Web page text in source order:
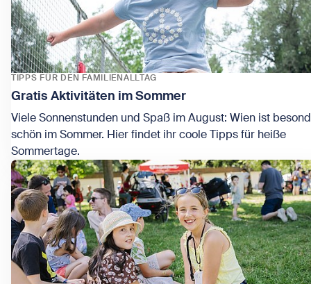
Gratis Aktivitäten im Sommer
TIPPS FÜR DEN FAMILIENALLTAG
Viele Sonnenstunden und Spaß im August: Wien ist
schön im Sommer. Hier findet ihr coole Tipps für heiße
Sommertage.
Zeige Gratis Aktivitäten im Sommer